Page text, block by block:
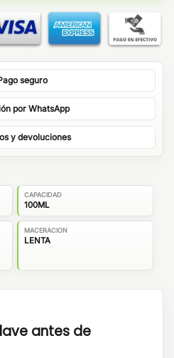
seguro
por WhatsApp
y devoluciones
CAPACIDAD
100ML
MACERACION
LENTA
antes de